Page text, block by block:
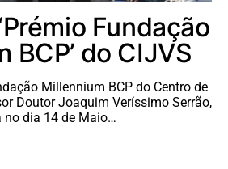
Fundação
BCP’ do CIJVS
Millennium BCP do Centro de
Doutor Joaquim Veríssimo Serrão,
no dia 14 de Maio…